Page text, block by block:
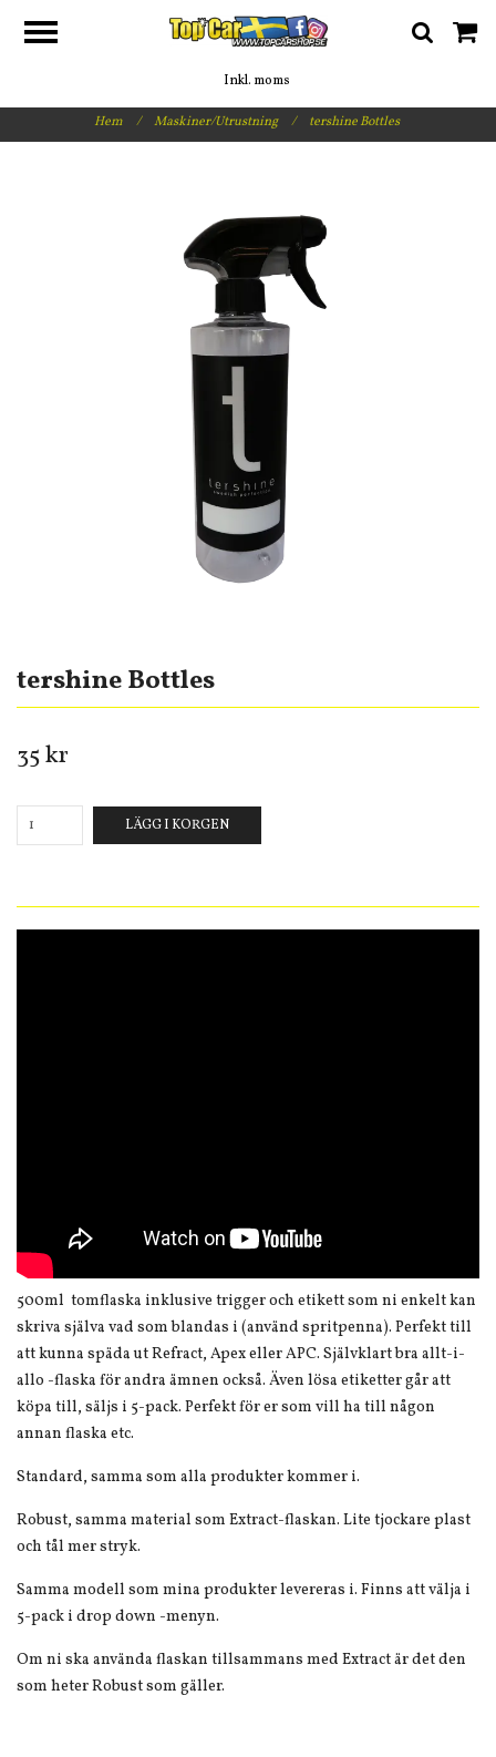
Inkl. moms
Hem / Maskiner/Utrustning / tershine Bottles
tershine Bottles
35 kr
LÄGG I KORGEN
500ml tomflaska inklusive trigger och etikett som ni enkelt kan
skriva själva vad som blandas i (använd spritpenna). Perfekt till
att kunna späda ut Refract, Apex eller APC. Självklart bra allt-i-
allo -flaska för andra ämnen också. Även lösa etiketter går att
köpa till, säljs i 5-pack. Perfekt för er som vill ha till någon
annan flaska etc.
Standard, samma som alla produkter kommer i.
Robust, samma material som Extract-flaskan. Lite tjockare plast
och tål mer stryk.
Samma modell som mina produkter levereras i. Finns att välja i
5-pack i drop down -menyn.
Om ni ska använda flaskan tillsammans med Extract är det den
som heter Robust som gäller.